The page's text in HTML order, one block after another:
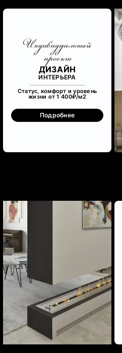
Индивидуальный
проект
ДИЗАЙН
ИНТЕРЬЕРА
Статус, комфорт и уровень
жизни от 1 400₽/м2
Подробнее